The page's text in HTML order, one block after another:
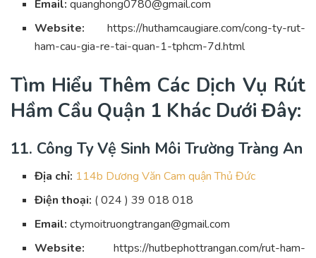
Email: quanghong0780@gmail.com
Website: https://huthamcaugiare.com/cong-ty-rut-
ham-cau-gia-re-tai-quan-1-tphcm-7d.html
Tìm Hiểu Thêm Các Dịch Vụ Rút
Hầm Cầu Quận 1 Khác Dưới Đây:
11. Công Ty Vệ Sinh Môi Trường Tràng An
Địa chỉ: 114b Dương Văn Cam quận Thủ Đức
Điện thoại: ( 024 ) 39 018 018
Email: ctymoitruongtrangan@gmail.com
Website: https://hutbephottrangan.com/rut-ham-